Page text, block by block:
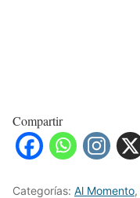
Compartir
Categorías: Al Momento,